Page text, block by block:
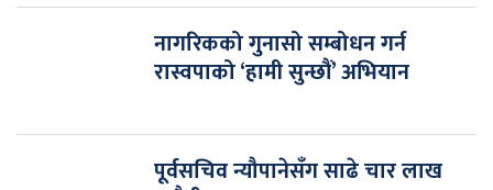
नागरिकको गुनासो सम्बोधन गर्न
रास्वपाको ‘हामी सुन्छौं’ अभियान
पूर्वसचिव न्यौपानेसँग साढे चार लाख